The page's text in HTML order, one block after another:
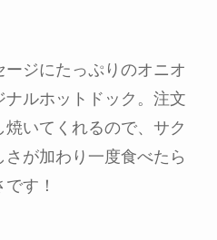
ジにたっぷりのオニオ
ルホットドック。注文
いてくれるので、サク
が加わり一度食べたら
す！